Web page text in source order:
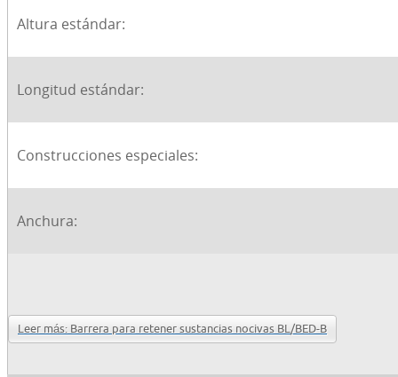
Altura estándar:
Longitud estándar:
Construcciones especiales:
Anchura:
Leer más: Barrera para retener sustancias nocivas BL/BED-B